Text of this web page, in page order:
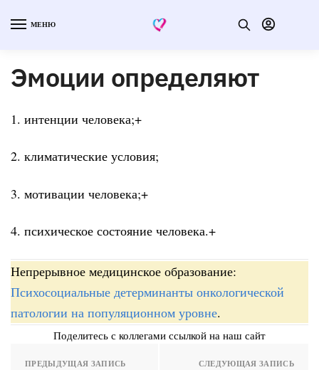
МЕНЮ
Эмоции определяют
1. интенции человека;+
2. климатические условия;
3. мотивации человека;+
4. психическое состояние человека.+
Непрерывное медицинское образование:
Психосоциальные детерминанты онкологической
патологии на популяционном уровне.
Поделитесь с коллегами ссылкой на наш сайт
ПРЕДЫДУЩАЯ ЗАПИСЬ СЛЕДУЮЩАЯ ЗАПИСЬ